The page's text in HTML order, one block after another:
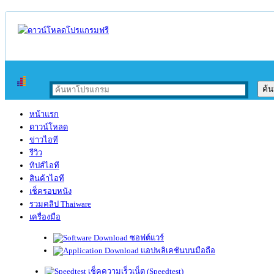
หน้าแรก
ดาวน์โหลด
ข่าวไอที
รีวิว
ทิปส์ไอที
สินค้าไอที
เช็ครอบหนัง
รวมคลิป Thaiware
เครื่องมือ
ซอฟต์แวร์
แอปพลิเคชันบนมือถือ
เช็คความเร็วเน็ต (Speedtest)